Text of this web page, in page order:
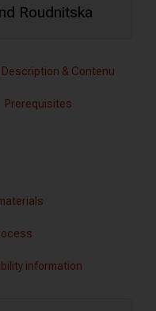
Roudnitska
Description & Contenu
Prerequisites
information